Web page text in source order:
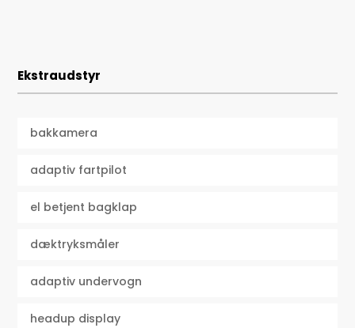
Ekstraudstyr
bakkamera
adaptiv fartpilot
el betjent bagklap
dæktryksmåler
adaptiv undervogn
headup display